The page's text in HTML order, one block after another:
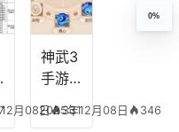
神用
什么
装备
月08日 331
神武3
手游
辅助
2025年12月08日 346
0%